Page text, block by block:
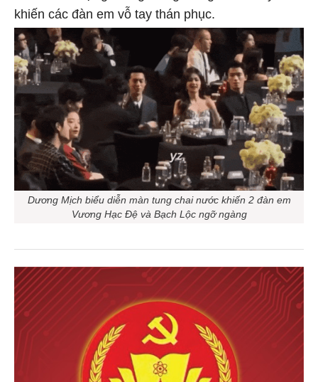
khiến các đàn em vỗ tay thán phục.
Dương Mịch biểu diễn màn tung chai nước khiến 2 đàn em
Vương Hạc Đệ và Bạch Lộc ngỡ ngàng